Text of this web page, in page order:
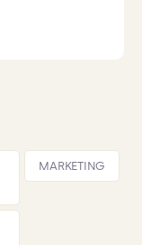
MARKETING